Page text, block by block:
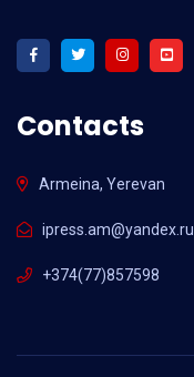
Contacts
Armeina, Yerevan
ipress.am@yandex.ru
+374(77)857598